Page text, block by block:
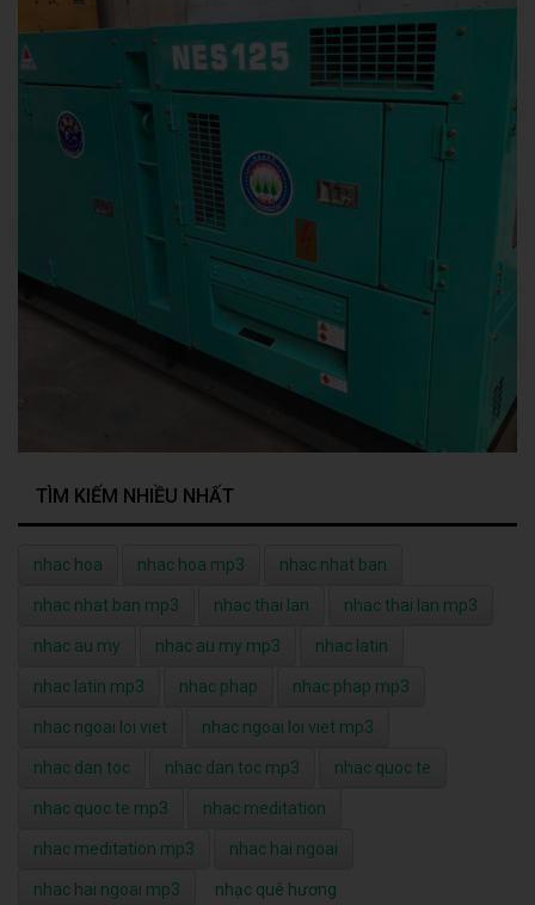
TÌM KIẾM NHIỀU NHẤT
nhac hoa nhac hoa mp3 nhac nhat ban
nhac nhat ban mp3 nhac thai lan nhac thai lan mp3
nhac au my nhac au my mp3 nhac latin
nhac latin mp3 nhac phap nhac phap mp3
nhac ngoai loi viet nhac ngoai loi viet mp3
nhac dan toc nhac dan toc mp3 nhac quoc te
nhac quoc te mp3 nhac meditation
nhac meditation mp3 nhac hai ngoai
nhac hai ngoai mp3 nhạc quê hương